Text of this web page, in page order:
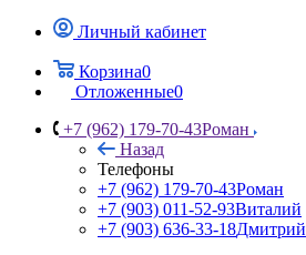
Личный кабинет
Корзина0
Отложенные0
+7 (962) 179-70-43Роман
Назад
Телефоны
+7 (962) 179-70-43Роман
+7 (903) 011-52-93Виталий
+7 (903) 636-33-18Дмитрий